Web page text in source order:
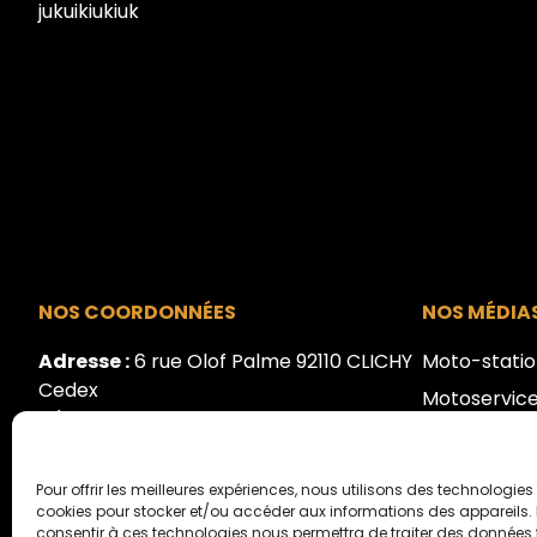
Pour offrir les meilleures expériences, nous utilisons des technologies
cookies pour stocker et/ou accéder aux informations des appareils.
consentir à ces technologies nous permettra de traiter des données
jukuikiukiuk
NOS COORDONNÉES
Adresse :6 rue Olof Palme 92110 CLICHY
Cedex
Tél.:+33 1 41 40 31 28
NOS
Moto-